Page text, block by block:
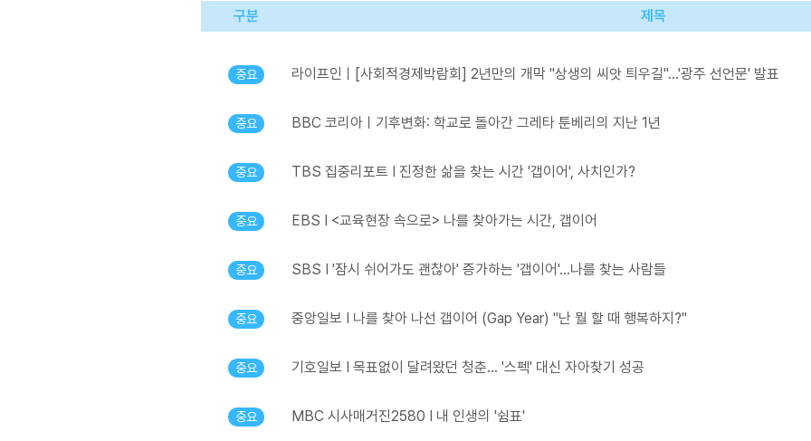
구분 제목
중요 라이프인ㅣ[사회적경제박람회] 2년만의 개막 "상생의 씨앗 틔우길"…'광주 선언문' 발표
중요 BBC 코리아ㅣ기후변화: 학교로 돌아간 그레타 툰베리의 지난 1년
중요 TBS 집중리포트 I 진정한 삶을 찾는 시간 '갭이어', 사치인가?
중요 EBS I <교육현장 속으로> 나를 찾아가는 시간, 갭이어
중요 SBS I '잠시 쉬어가도 괜찮아' 증가하는 '갭이어'…나를 찾는 사람들
중요 중앙일보 I 나를 찾아 나선 갭이어 (Gap Year) "난 뭘 할 때 행복하지?"
중요 기호일보 I 목표없이 달려왔던 청춘... '스펙' 대신 자아찾기 성공
중요 MBC 시사매거진2580 I 내 인생의 '쉼표'